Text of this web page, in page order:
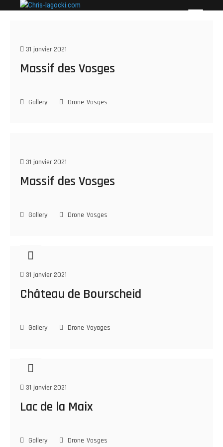
Chris-lagocki.com
CES PAGES POUR PRÉSENTER QUELQUES-UNES
31 janvier 2021
Massif des Vosges
Gallery Drone Vosges
31 janvier 2021
Massif des Vosges
Gallery Drone Vosges
31 janvier 2021
Château de Bourscheid
Gallery Drone Voyages
31 janvier 2021
Lac de la Maix
Gallery Drone Vosges